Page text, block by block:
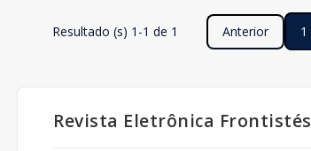
Resultado (s) 1-1 de 1 Anterior 1
Revista Eletrônica Frontistés